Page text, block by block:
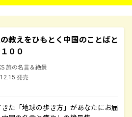
教えをひもとく中国のことばと
００
旅の名言＆絶景
発売
た「地球の歩き方」があなたにお届